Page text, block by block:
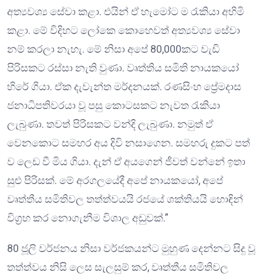
අත්‍යවශ්‍ය සේවා කළා. එයින් ඒ හැමෝට ම රැකියා අහිමි
කළා. මේ විදිහට ලෝකෙ කොහෙවත් අත්‍යවශ්‍ය සේවා
නම් කරලා නැහැ. මේ නිසා අපේ 80,000කට වැඩි
පිරිසකට රස්සා නැති වුණා. වෘත්තිය සමිති නායකයෝ
හිරේ ගියා. ඒක දැවැන්ත මර්දනයක්. රණසිංහ ප්‍රේමදාස
ජනාධිපතිවරයා වූ පසු කොටසකට නැවත රැකියා
ලැබුණා. තවත් පිරිසකට වන්දි ලැබුණා. නමුත් ඒ
වෙනකොට සමහර අය දිවි නසාගෙන. සමහරු දුකට පත්
ව ලෙඩ වී මිය ගියා. දැන් ඒ අයගෙන් ජීවත් වන්නේ ඉතා
සුළු පිරිසක්. මේ අරගලයේදී අපේ නායකයෝ, අපේ
වෘත්තීය සමිතිවල තත්ත්වයයි රජයේ ශක්තියයි හොඳින්
විග්‍රහ කර නොගැනීම විශාල අඩුවක්.”
80 ජූලි වර්ජනය නිසා වර්ජකයන්ට මුහුණ දෙන්නට සිදු වූ
තත්ත්වය නිසි ලෙස සැලසුම් කර, වෘත්තීය සමිතිවල